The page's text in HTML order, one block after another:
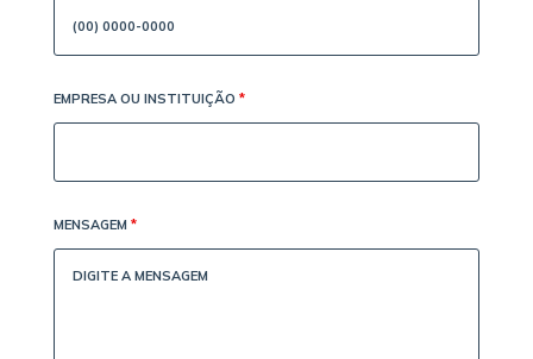
EMPRESA OU INSTITUIÇÃO *
MENSAGEM *